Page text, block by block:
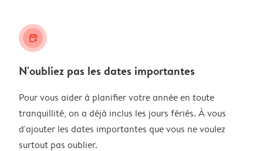
calendar_plus
N'oubliez pas les dates importantes
Pour vous aider à planifier votre année en toute
tranquillité, on a déjà inclus les jours fériés. À vous
d'ajouter les dates importantes que vous ne voulez
surtout pas oublier.